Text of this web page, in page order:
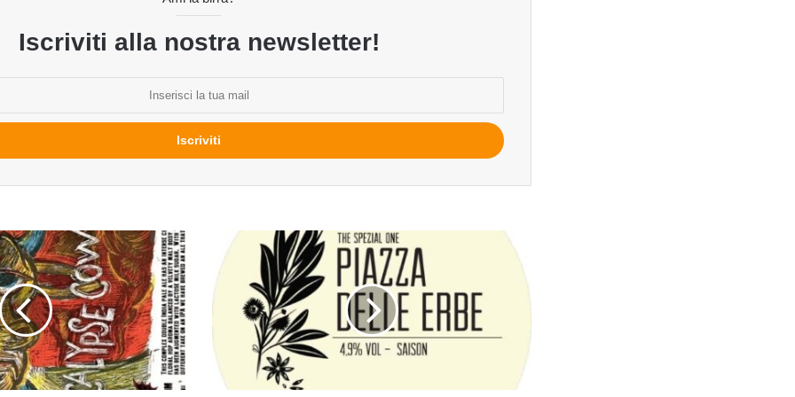
Iscriviti alla nostra newsletter!
Piazza
delle
birrificio